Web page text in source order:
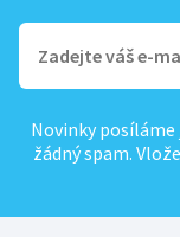
Novinky posíláme
žádný spam.